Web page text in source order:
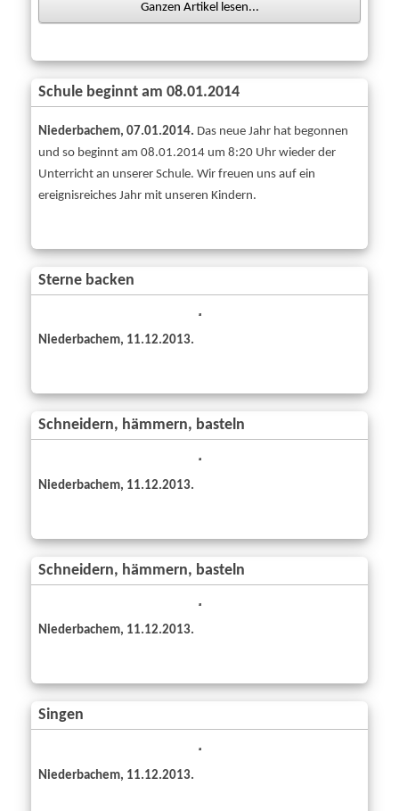
Ganzen Artikel lesen...
Schule beginnt am 08.01.2014
Niederbachem, 07.01.2014. Das neue Jahr hat begonnen
und so beginnt am 08.01.2014 um 8:20 Uhr wieder der
Unterricht an unserer Schule. Wir freuen uns auf ein
ereignisreiches Jahr mit unseren Kindern.
Sterne backen
Niederbachem, 11.12.2013.
Schneidern, hämmern, basteln
Niederbachem, 11.12.2013.
Schneidern, hämmern, basteln
Niederbachem, 11.12.2013.
Singen
Niederbachem, 11.12.2013.